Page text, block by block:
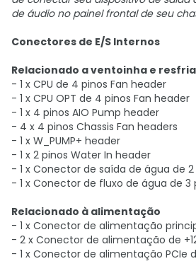
de áudio no painel frontal de seu
Conectores de E/S Internos
Relacionado a ventoinha e
- 1 x CPU de 4 pinos Fan header
- 1 x CPU OPT de 4 pinos Fan header
- 1 x 4 pinos AIO Pump header
- 4 x 4 pinos Chassis Fan headers
- 1 x W_PUMP+ header
- 1 x 2 pinos Water In header
- 1 x Conector de saída de água de 2
- 1 x Conector de fluxo de água de 3
Relacionado à alimentação
- 1 x Conector de alimentação
- 2 x Conector de alimentação de
- 1 x Conector de alimentação PCIe